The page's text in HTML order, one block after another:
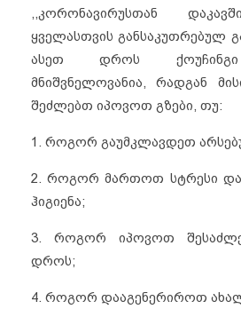
,,კორონავირუსთან
ყველასთვის განსაკუთრებულ
ასეთ დროს ქოუჩინგი
მნიშვნელოვანია, რადგან
შეძლებთ იპოვოთ გზები, თუ:
1. როგორ გაუმკლავდეთ
2. როგორ მართოთ სტრესი და
ჰიგიენა;
3. როგორ იპოვოთ
დროს;
4. როგორ დააგენერიროთ